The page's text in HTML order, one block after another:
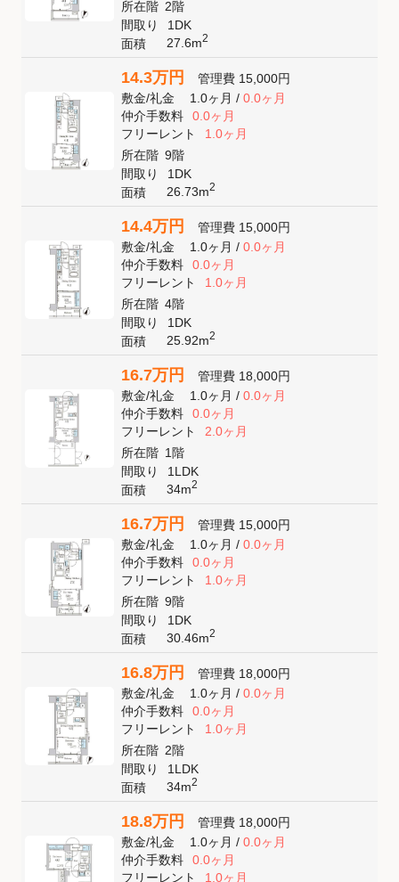
所在階 2階
間取り
1DK
面積
27.6m2
14.3万円 管理費 15,000円
敷金/礼金 1.0ヶ月/ 0.0ヶ月
仲介手数料
0.0ヶ月
フリーレント
1.0ヶ月
所在階 9階
間取り
1DK
面積
26.73m2
14.4万円 管理費 15,000円
敷金/礼金 1.0ヶ月/ 0.0ヶ月
仲介手数料
0.0ヶ月
フリーレント
1.0ヶ月
所在階 4階
間取り
1DK
面積
25.92m2
16.7万円 管理費 18,000円
敷金/礼金 1.0ヶ月/ 0.0ヶ月
仲介手数料
0.0ヶ月
フリーレント
2.0ヶ月
所在階 1階
間取り
1LDK
面積
34m2
16.7万円 管理費 15,000円
敷金/礼金 1.0ヶ月/ 0.0ヶ月
仲介手数料
0.0ヶ月
フリーレント
1.0ヶ月
所在階 9階
間取り
1DK
面積
30.46m2
16.8万円 管理費 18,000円
敷金/礼金 1.0ヶ月/ 0.0ヶ月
仲介手数料
0.0ヶ月
フリーレント
1.0ヶ月
所在階 2階
間取り
1LDK
面積
34m2
18.8万円 管理費 18,000円
敷金/礼金 1.0ヶ月/ 0.0ヶ月
仲介手数料
0.0ヶ月
フリーレント
1.0ヶ月